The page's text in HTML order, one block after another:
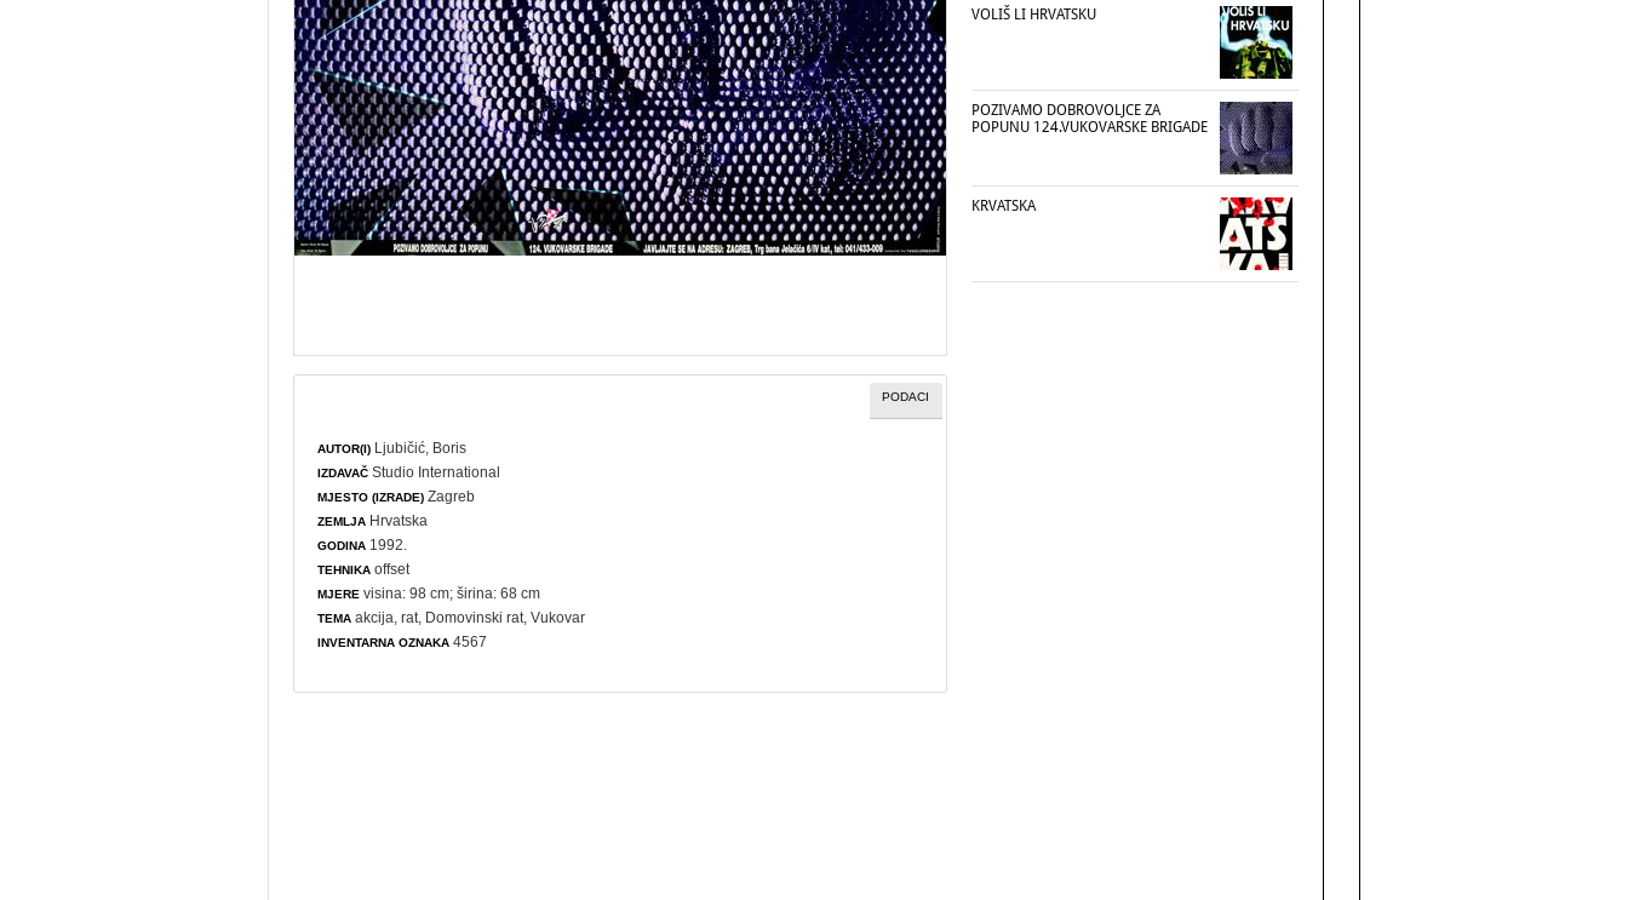
PODACI
AUTOR(I) Ljubičić, Boris
IZDAVAČ Studio International
MJESTO (IZRADE) Zagreb
ZEMLJA Hrvatska
GODINA 1992.
TEHNIKA offset
MJERE visina: 98 cm; širina: 68 cm
TEMA akcija ,rat Domovinski rat , Vukovar
INVENTARNA OZNAKA 4567
VOLIŠ LI HRVATSKU
POZIVAMO DOBROVOLJCE ZA
POPUNU 124.VUKOVARSKE BRIGADE
KRVATSKA